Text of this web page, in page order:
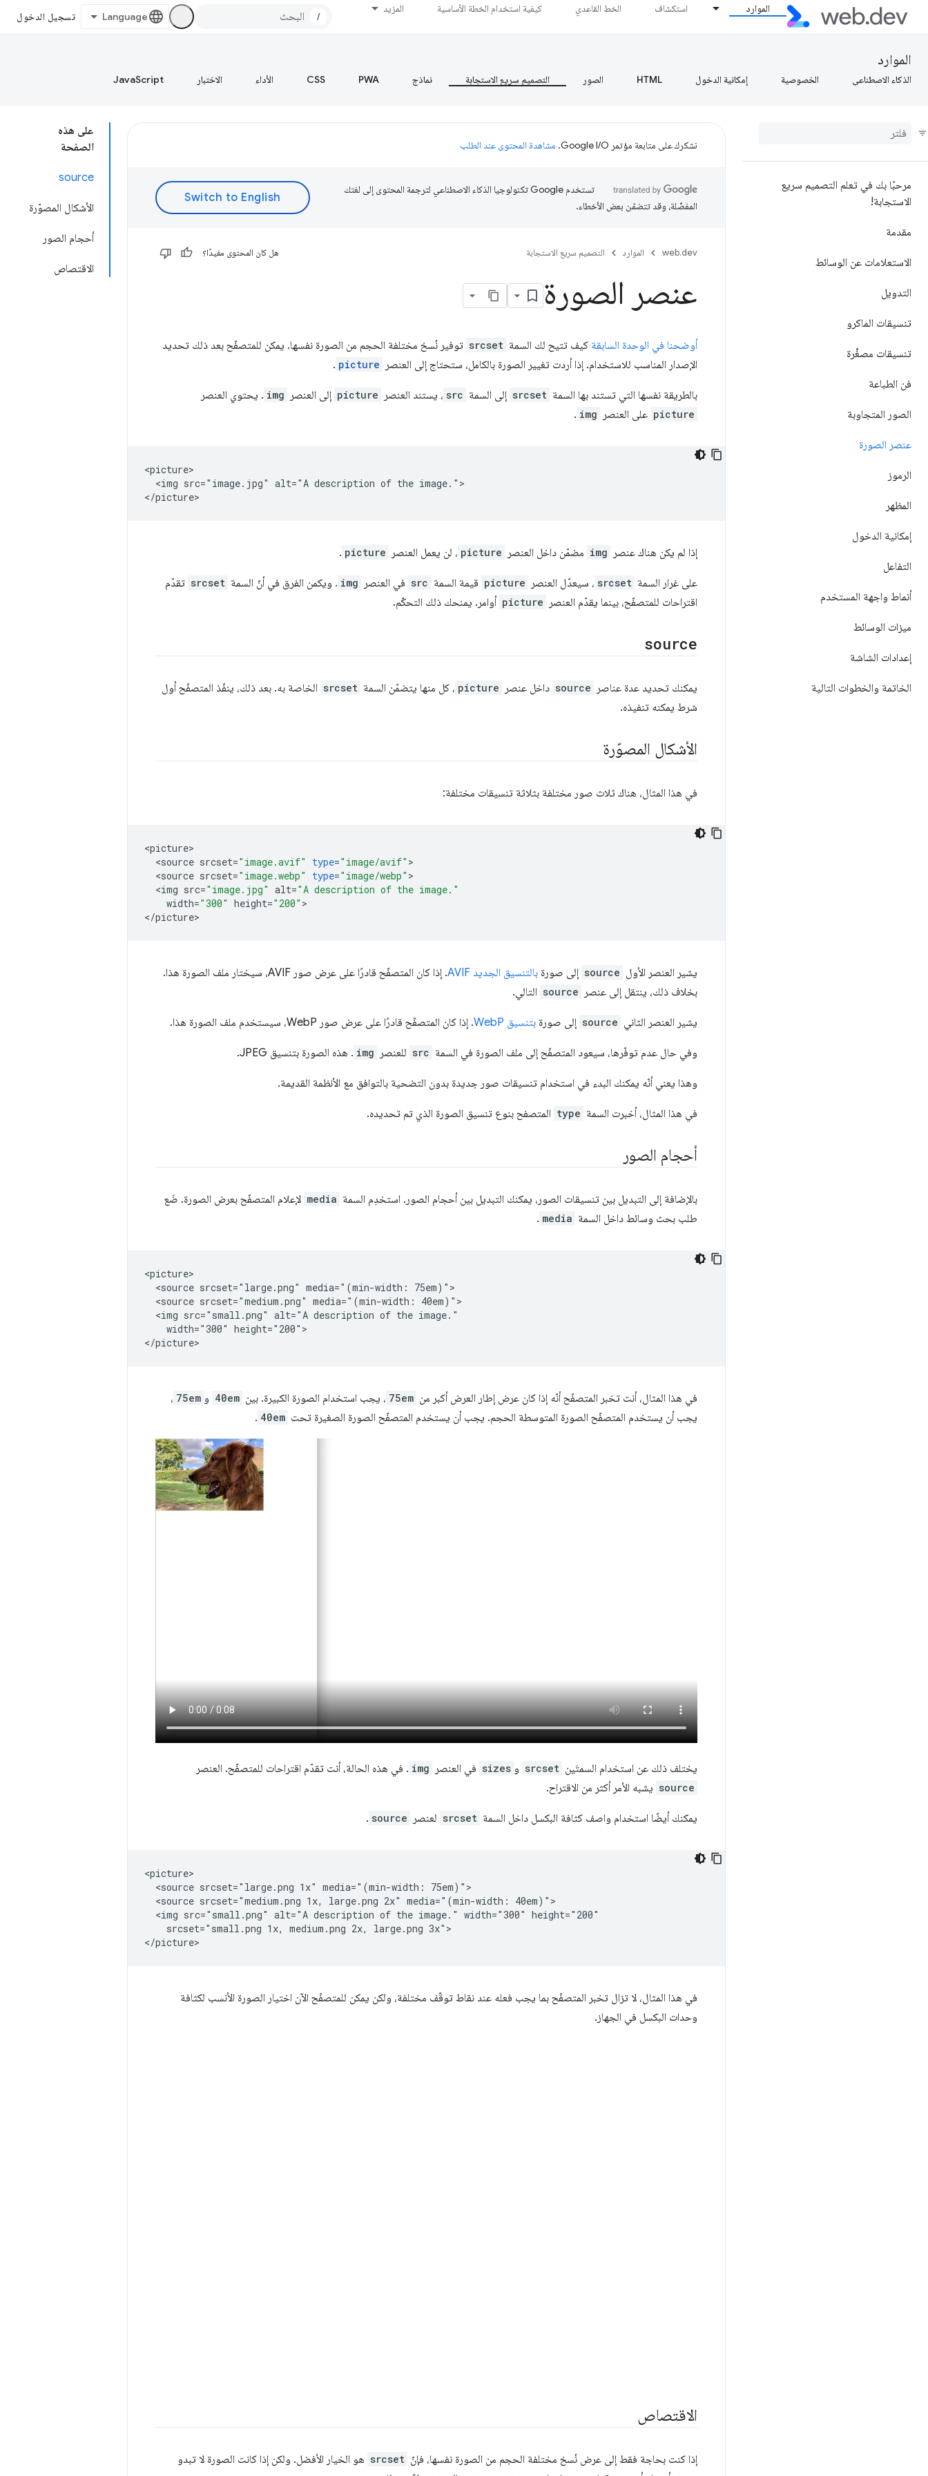
الموارد استكشاف الخط القاعدي كيفية استخدام الخطة الأساسية المزيد
/ تسجيل الدخول
الموارد
الذكاء الاصطناعي الخصوصية إمكانية الدخول HTML الصور التصميم سريع الاستجابة نماذج PWA
CSS الأداء الاختبار JavaScript
مرحبًا بك في تعلم التصميم سريع
الاستجابة!
مقدمة
الاستعلامات عن الوسائط
التدويل
تنسيقات الماكرو
تنسيقات مصغَّرة
فن الطباعة
الصور المتجاوبة
عنصر الصورة
الرموز
المظهر
إمكانية الدخول
التفاعل
أنماط واجهة المستخدم
ميزات الوسائط
إعدادات الشاشة
الخاتمة والخطوات التالية
على هذه
الصفحة
source
الأشكال المصوّرة
أحجام الصور
الاقتصاص
نشكرك على متابعة مؤتمر Google I/O. مشاهدة المحتوى عند الطلب
تستخدم Google تكنولوجيا الذكاء الاصطناعي لترجمة المحتوى إلى لغتك
المفضّلة، وقد تتضمّن بعض الأخطاء.
web.dev الموارد التصميم سريع الاستجابة هل كان المحتوى مفيدًا؟
عنصر الصورة
أوضحنا في الوحدة السابقة كيف تتيح لك السمة srcset توفير نُسخ مختلفة الحجم من الصورة نفسها. يمكن للمتصفّح بعد ذلك تحديد
الإصدار المناسب للاستخدام. إذا أردت تغيير الصورة بالكامل، ستحتاج إلى العنصر
picture
.
بالطريقة نفسها التي تستند بها السمة srcset إلى السمة src ، يستند العنصر picture إلى العنصر img . يحتوي العنصر
picture على العنصر img
.
<picture>
  <img src="image.jpg" alt="A description of the image.">
إذا لم يكن هناك عنصر img مضمّن داخل العنصر picture ، لن يعمل العنصر picture
.
على غرار السمة srcset ، سيعدّل العنصر picture قيمة السمة src في العنصر img . ويكمن الفرق في أنّ السمة srcset تقدّم
اقتراحات للمتصفّح، بينما يقدّم العنصر
picture أوامر. يمنحك ذلك التحكّم.
source
يمكنك تحديد عدة عناصر source داخل عنصر picture ، كل منها يتضمّن السمة srcset الخاصة به. بعد ذلك، ينفّذ المتصفّح أول
شرط يمكنه تنفيذه.
الأشكال المصوّرة
في هذا المثال، هناك ثلاث صور مختلفة بثلاثة تنسيقات مختلفة:
<picture
<source srcset="image.avif" type="image/avif"
<source srcset="image.webp" type="image/webp"
<img src="image.jpg" alt="A description of the image."
width="300" height="200" >
</picture
يشير العنصر الأول source إلى صورة بالتنسيق الجديد AVIF
. إذا كان المتصفّح قادرًا على عرض صور AVIF، سيختار ملف الصورة هذا.
بخلاف ذلك، ينتقل إلى عنصر
source التالي.
يشير العنصر الثاني source إلى صورة بتنسيق WebP . إذا كان المتصفّح قادرًا على عرض صور WebP، سيستخدم ملف الصورة هذا.
وفي حال عدم توفّرها، سيعود المتصفّح إلى ملف الصورة في السمة src للعنصر img . هذه الصورة بتنسيق JPEG.
وهذا يعني أنّه يمكنك البدء في استخدام تنسيقات صور جديدة بدون التضحية بالتوافق مع الأنظمة القديمة.
في هذا المثال، أخبرت السمة type المتصفح بنوع تنسيق الصورة الذي تم تحديده.
أحجام الصور
بالإضافة إلى التبديل بين تنسيقات الصور، يمكنك التبديل بين أحجام الصور. استخدِم السمة media لإعلام المتصفّح بعرض الصورة. ضَع
طلب بحث وسائط داخل السمة media
.
<picture>
  <source srcset="large.png" media="(min-width: 75em)">
  <source srcset="medium.png" media="(min-width: 40em)">
  <img src="small.png" alt="A description of the image."
    width="300" height="200">
في هذا المثال، أنت تخبر المتصفّح أنّه إذا كان عرض إطار العرض أكبر من 75em ، يجب استخدام الصورة الكبيرة. بين 40em و 75em ،
يجب أن يستخدم المتصفّح الصورة المتوسطة الحجم. يجب أن يستخدم المتصفّح الصورة الصغيرة تحت 40em
.
يختلف ذلك عن استخدام السمتَين srcset و sizes في العنصر img . في هذه الحالة، أنت تقدّم اقتراحات للمتصفّح. العنصر
source يشبه الأمر أكثر من الاقتراح.
يمكنك أيضًا استخدام واصف كثافة البكسل داخل السمة srcset لعنصر source
.
<picture>
  <source srcset="large.png 1x" media="(min-width: 75em)">
  <source srcset="medium.png 1x, large.png 2x" media="(min-width: 40em)">
  <img src="small.png" alt="A description of the image." width="300" height="200"
    srcset="small.png 1x, medium.png 2x, large.png 3x">
في هذا المثال، لا تزال تخبر المتصفّح بما يجب فعله عند نقاط توقّف مختلفة، ولكن يمكن للمتصفّح الآن اختيار الصورة الأنسب لكثافة
وحدات البكسل في الجهاز.
الاقتصاص
إذا كنت بحاجة فقط إلى عرض نُسخ مختلفة الحجم من الصورة نفسها، فإنّ srcset هو الخيار الأفضل. ولكن إذا كانت الصورة لا تبدو